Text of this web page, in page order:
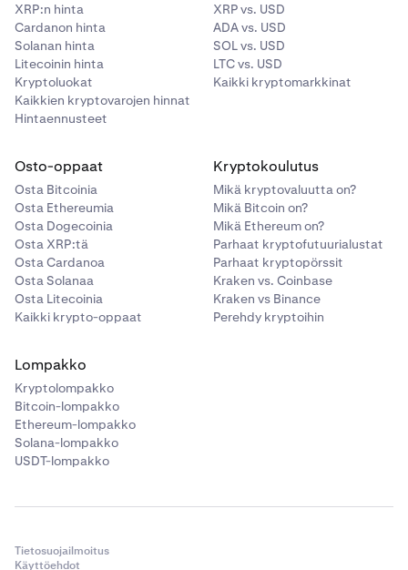
XRP:n hinta
Cardanon hinta
Solanan hinta
Litecoinin hinta
Kryptoluokat
Kaikkien kryptovarojen hinnat
Hintaennusteet
XRP vs. USD
ADA vs. USD
SOL vs. USD
LTC vs. USD
Kaikki kryptomarkkinat
Osto-oppaat
Osta Bitcoinia
Osta Ethereumia
Osta Dogecoinia
Osta XRP:tä
Osta Cardanoa
Osta Solanaa
Osta Litecoinia
Kaikki krypto-oppaat
Kryptokoulutus
Mikä kryptovaluutta on?
Mikä Bitcoin on?
Mikä Ethereum on?
Parhaat kryptofutuurialustat
Parhaat kryptopörssit
Kraken vs. Coinbase
Kraken vs Binance
Perehdy kryptoihin
Lompakko
Kryptolompakko
Bitcoin-lompakko
Ethereum-lompakko
Solana-lompakko
USDT-lompakko
Tietosuojailmoitus
Käyttöehdot